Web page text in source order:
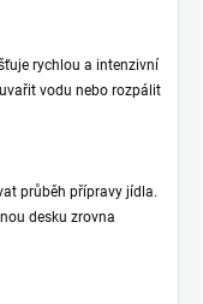
rychlou a intenzivní
vodu nebo rozpálit
průběh přípravy jídla.
desku zrovna